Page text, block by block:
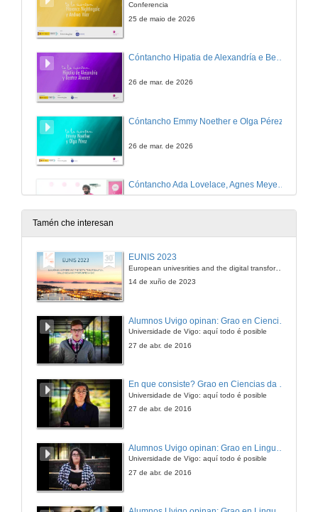
Conferencia
25 de maio de 2026
Cóntancho Hipatia de Alexandría e Beatriz Álvarez
26 de mar. de 2026
Cóntancho Emmy Noether e Olga Pérez
26 de mar. de 2026
Cóntancho Ada Lovelace, Agnes Meyer Driscoll e Xabier García.
15 de dec. de 2025
15 de dec. de 2025
15 de dec. de 2025
23 de xuño de 2025
23 de xuño de 2025
Tamén che interesan
EUNIS 2023
European univesrities and the digital transformation: challenges and opportunities ahead
14 de xuño de 2023
Universidade de Vigo: aquí todo é posible
27 de abr. de 2016
En que consiste? Grao en Ciencias da Linguaxe e Estudos Literarios
Universidade de Vigo: aquí todo é posible
27 de abr. de 2016
Universidade de Vigo: aquí todo é posible
27 de abr. de 2016